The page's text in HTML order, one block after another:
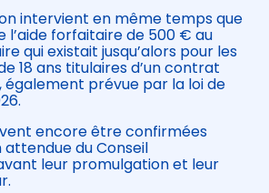
intervient en même temps que
l’aide forfaitaire de 500 € au
qui existait jusqu’alors pour les
18 ans titulaires d’un contrat
également prévue par la loi de
encore être confirmées
du Conseil
leur promulgation et leur